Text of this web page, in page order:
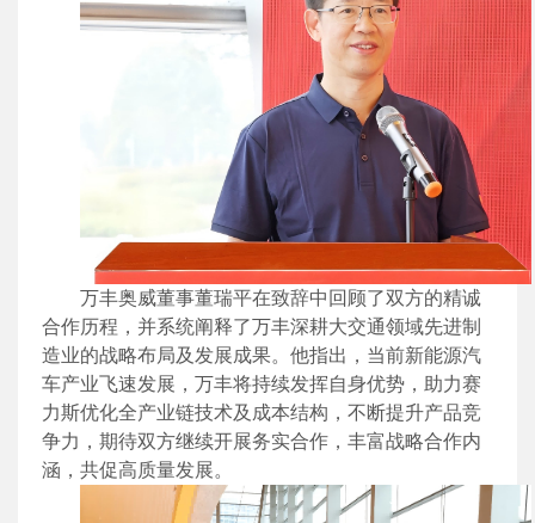
万丰奥威董事董瑞平在致辞中回顾了双方的精诚
合作历程，并系统阐释了万丰深耕大交通领域先进制
造业的战略布局及发展成果。他指出，当前新能源汽
车产业飞速发展，万丰将持续发挥自身优势，助力赛
力斯优化全产业链技术及成本结构，不断提升产品竞
争力，期待双方继续开展务实合作，丰富战略合作内
涵，共促高质量发展。